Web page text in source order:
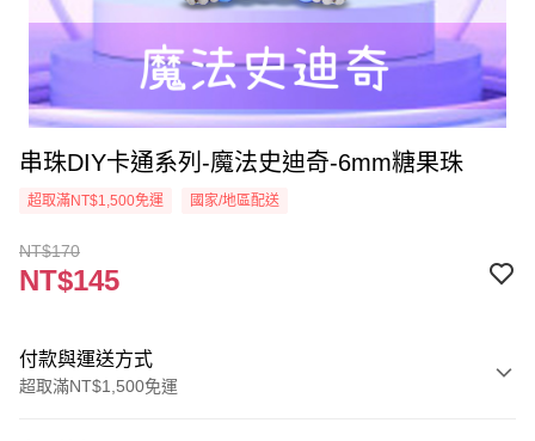
串珠DIY卡通系列-魔法史迪奇-6mm糖果珠
超取滿NT$1,500免運 國家/地區配送
NT$170
NT$145
付款與運送方式
超取滿NT$1,500免運